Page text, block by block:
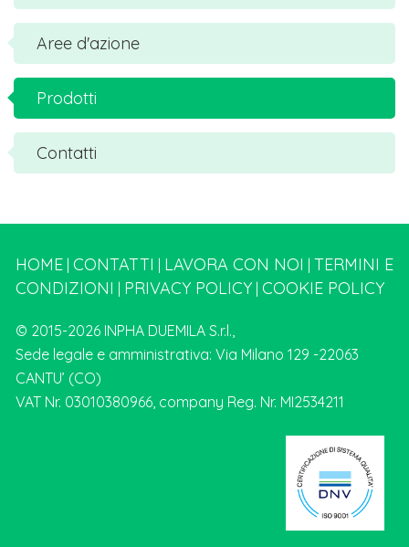
Aree d'azione
Prodotti
Contatti
HOME | CONTATTI | LAVORA CON NOI | TERMINI E
CONDIZIONI | PRIVACY POLICY | COOKIE POLICY
© 2015-2026 INPHA DUEMILA S.r.l.,
Sede legale e amministrativa: Via Milano 129 -22063
CANTU’ (CO)
VAT Nr. 03010380966, company Reg. Nr. MI2534211